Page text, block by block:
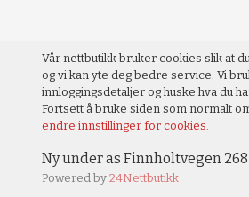
Vår nettbutikk bruker cookies slik at
og vi kan yte deg bedre service. Vi
innloggingsdetaljer og huske hva du
Fortsett å bruke siden som normalt
endre innstillinger for cookies.
Ny under as Finnholtvegen 268
Powered by 24Nettbutikk